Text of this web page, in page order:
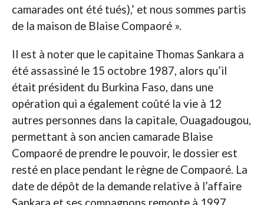
camarades ont été tués),’ et nous sommes partis
de la maison de Blaise Compaoré ».
Il est à noter que le capitaine Thomas Sankara a
été assassiné le 15 octobre 1987, alors qu’il
était président du Burkina Faso, dans une
opération qui a également coûté la vie à 12
autres personnes dans la capitale, Ouagadougou,
permettant à son ancien camarade Blaise
Compaoré de prendre le pouvoir, le dossier est
resté en place pendant le règne de Compaoré. La
date de dépôt de la demande relative à l’affaire
Sankara et ses compagnons remonte à 1997,